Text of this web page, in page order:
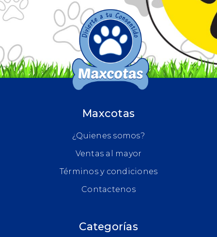
Maxcotas
¿Quienes somos?
Ventas al mayor
Términos y condiciones
Contactenos
Categorías